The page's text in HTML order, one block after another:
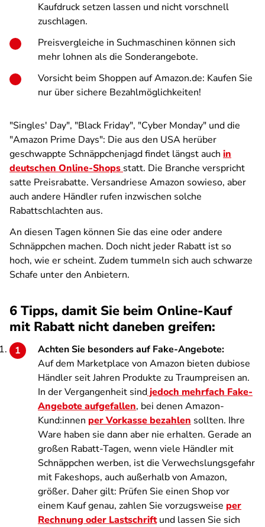
Kaufdruck setzen lassen und nicht vorschnell
zuschlagen.
Preisvergleiche in Suchmaschinen können sich
mehr lohnen als die Sonderangebote.
Vorsicht beim Shoppen auf Amazon.de: Kaufen Sie
nur über sichere Bezahlmöglichkeiten!
"Singles' Day", "Black Friday", "Cyber Monday" und die
"Amazon Prime Days": Die aus den USA herüber
geschwappte Schnäppchenjagd findet längst auch in
deutschen Online-Shops statt. Die Branche verspricht
satte Preisrabatte. Versandriese Amazon sowieso, aber
auch andere Händler rufen inzwischen solche
Rabattschlachten aus.
An diesen Tagen können Sie das eine oder andere
Schnäppchen machen. Doch nicht jeder Rabatt ist so
hoch, wie er scheint. Zudem tummeln sich auch schwarze
Schafe unter den Anbietern.
6 Tipps, damit Sie beim Online-Kauf
mit Rabatt nicht daneben greifen:
Achten Sie besonders auf Fake-Angebote:
Auf dem Marketplace von Amazon bieten dubiose
Händler seit Jahren Produkte zu Traumpreisen an.
In der Vergangenheit sindjedoch mehrfach Fake-
Angebote aufgefallen, bei denen Amazon-
Kund:innen per Vorkasse bezahlen sollten. Ihre
Ware haben sie dann aber nie erhalten. Gerade an
großen Rabatt-Tagen, wenn viele Händler mit
Schnäppchen werben, ist die Verwechslungsgefahr
mit Fakeshops, auch außerhalb von Amazon,
größer. Daher gilt: Prüfen Sie einen Shop vor
einem Kauf genau, zahlen Sie vorzugsweise per
Rechnung oder Lastschriftund lassen Sie sich